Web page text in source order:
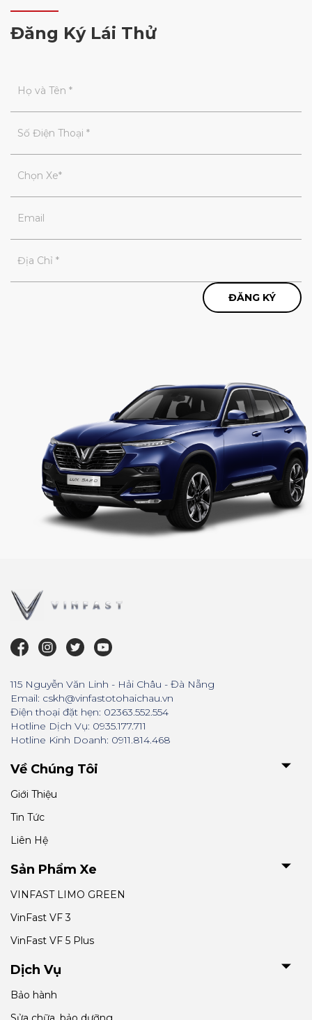
Đăng Ký Lái Thử
115 Nguyễn Văn Linh - Hải Châu - Đà Nẵng
Email: cskh@vinfastotohaichau.vn
Điện thoại đặt hẹn: 02363.552.554
Hotline Dịch Vụ: 0935.177.711
Hotline Kinh Doanh: 0911.814.468
Về Chúng Tôi
Giới Thiệu
Tin Tức
Liên Hệ
Sản Phẩm Xe
VINFAST LIMO GREEN
VinFast VF 3
VinFast VF 5 Plus
Dịch Vụ
Bảo hành